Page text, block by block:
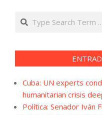
Search
Cuba: UN experts
humanitarian crisis
Política: Senador Iván